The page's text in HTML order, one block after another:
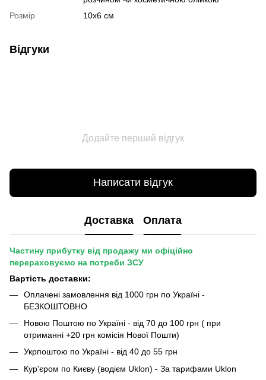
Розмір
10х6 см
Відгуки
Додайте перший відгук
Написати відгук
Доставка Оплата
Частину прибутку від продажу ми офіційно
перераховуємо на потреби ЗСУ
Вартість доставки:
Оплачені замовлення від 1000 грн по Україні -
БЕЗКОШТОВНО
Новою Поштою по Україні - від 70 до 100 грн ( при
отриманні +20 грн комісія Нової Пошти)
Укрпоштою по Україні - від 40 до 55 грн
Кур'єром по Києву (водієм Uklon) - За тарифами Uklon